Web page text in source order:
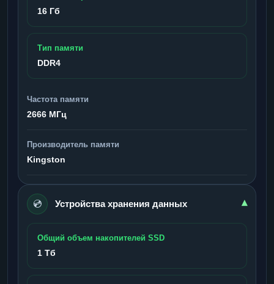
16 Гб
Тип памяти
DDR4
Частота памяти
2666 МГц
Производитель памяти
Kingston
💿 Устройства хранения данных ▾
Общий объем накопителей SSD
1 Тб